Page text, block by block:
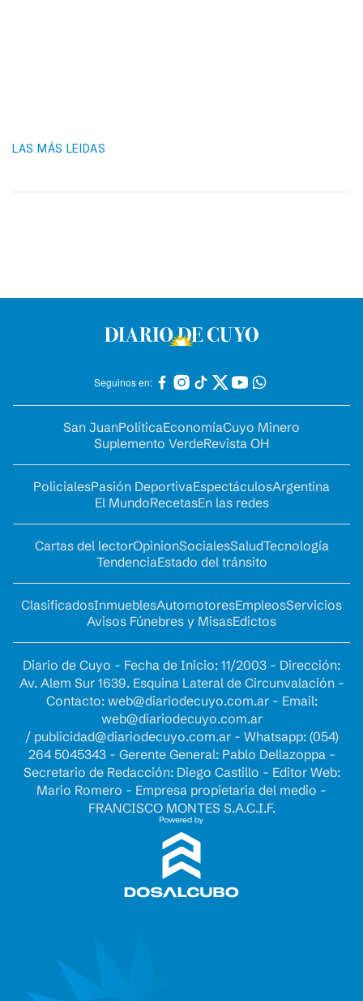
LAS MÁS LEIDAS
Seguinos en:
San JuanPolíticaEconomíaCuyo Minero
Suplemento VerdeRevista OH
PolicialesPasión DeportivaEspectáculosArgentina
El MundoRecetasEn las redes
Cartas del lectorOpinionSocialesSaludTecnología
TendenciaEstado del tránsito
ClasificadosInmueblesAutomotoresEmpleosServicios
Avisos Fúnebres y MisasEdictos
Diario de Cuyo - Fecha de Inicio: 11/2003 - Dirección:
Av. Alem Sur 1639. Esquina Lateral de Circunvalación -
Contacto: web@diariodecuyo.com.ar- Email:
web@diariodecuyo.com.ar
/ publicidad@diariodecuyo.com.ar- Whatsapp: (054)
264 5045343 - Gerente General: Pablo Dellazoppa -
Secretario de Redacción: Diego Castillo - Editor Web:
Mario Romero - Empresa propietaria del medio -
FRANCISCO MONTES S.A.C.I.F.